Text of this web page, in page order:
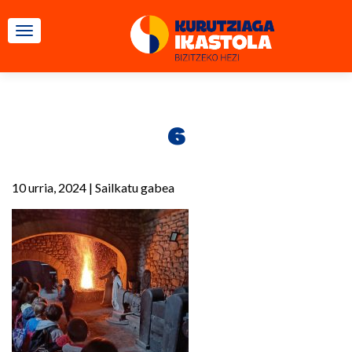
TOGGLE NAVIGATION
6
10 urria, 2024 | Sailkatu gabea